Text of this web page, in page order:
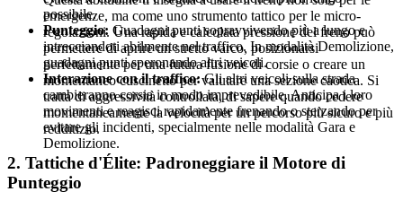
possibile.
Punteggio: Guadagni punti sopravvivendo più a lungo e
intrecciandoti abilmente nel traffico. In modalità Demolizione,
guadagni punti speronando altri veicoli.
Interazione con il traffico:Gli altri veicoli sulla strada
cambieranno corsia in modo imprevedibile. Anticipa i loro
movimenti e reagisci rapidamente frenando o sterzando per
evitare gli incidenti, specialmente nelle modalità Gara e
Demolizione.
emergenze, ma come uno strumento tattico per le micro-
regolazioni. Una rapida e calcolata pressione del freno può
permettere di aprire un stretto varco, posizionarsi
perfettamente per una futura fusione di corsie o creare un
momentaneo cuscinetto per valutare una sezione caotica. Si
tratta di aggressività controllata, di sapere quando cedere
momentaneamente la velocità per un percorso più sicuro e più
redditizio.
2. Tattiche d'Élite: Padroneggiare il Motore di
Punteggio